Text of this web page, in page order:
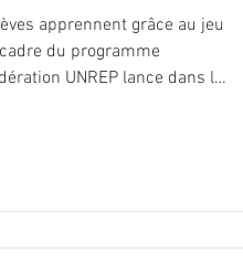
du programme
UNREP lance dans le
pratiques pédagogiques